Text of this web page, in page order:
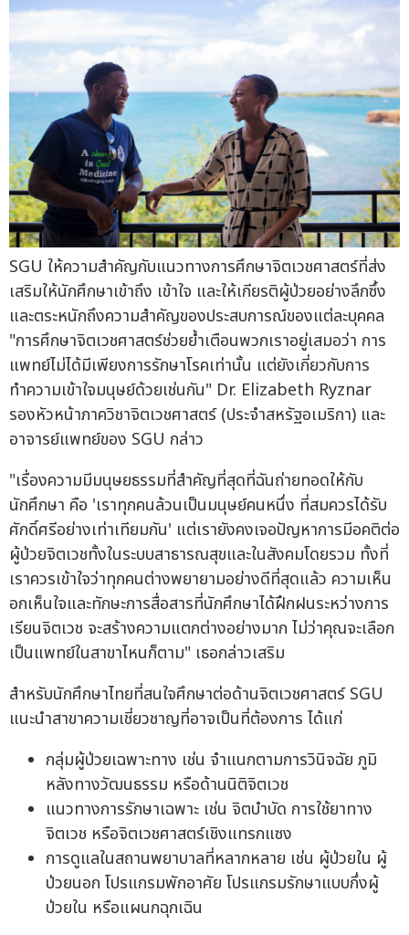
SGU ให้ความสำคัญกับแนวทางการศึกษาจิตเวชศาสตร์ที่ส่ง
เสริมให้นักศึกษาเข้าถึง เข้าใจ และให้เกียรติผู้ป่วยอย่างลึกซึ้ง
และตระหนักถึงความสำคัญของประสบการณ์ของแต่ละบุคคล
"การศึกษาจิตเวชศาสตร์ช่วยย้ำเตือนพวกเราอยู่เสมอว่า การ
แพทย์ไม่ได้มีเพียงการรักษาโรคเท่านั้น แต่ยังเกี่ยวกับการ
ทำความเข้าใจมนุษย์ด้วยเช่นกัน" Dr. Elizabeth Ryznar
รองหัวหน้าภาควิชาจิตเวชศาสตร์ (ประจำสหรัฐอเมริกา) และ
อาจารย์แพทย์ของ SGU กล่าว
"เรื่องความมีมนุษยธรรมที่สำคัญที่สุดที่ฉันถ่ายทอดให้กับ
นักศึกษา คือ 'เราทุกคนล้วนเป็นมนุษย์คนหนึ่ง ที่สมควรได้รับ
ศักดิ์ศรีอย่างเท่าเทียมกัน' แต่เรายังคงเจอปัญหาการมีอคติต่อ
ผู้ป่วยจิตเวชทั้งในระบบสาธารณสุขและในสังคมโดยรวม ทั้งที่
เราควรเข้าใจว่าทุกคนต่างพยายามอย่างดีที่สุดแล้ว ความเห็น
อกเห็นใจและทักษะการสื่อสารที่นักศึกษาได้ฝึกฝนระหว่างการ
เรียนจิตเวช จะสร้างความแตกต่างอย่างมาก ไม่ว่าคุณจะเลือก
เป็นแพทย์ในสาขาไหนก็ตาม" เธอกล่าวเสริม
สำหรับนักศึกษาไทยที่สนใจศึกษาต่อด้านจิตเวชศาสตร์ SGU
แนะนำสาขาความเชี่ยวชาญที่อาจเป็นที่ต้องการ ได้แก่
กลุ่มผู้ป่วยเฉพาะทาง เช่น จำแนกตามการวินิจฉัย ภูมิ
หลังทางวัฒนธรรม หรือด้านนิติจิตเวช
แนวทางการรักษาเฉพาะ เช่น จิตบำบัด การใช้ยาทาง
จิตเวช หรือจิตเวชศาสตร์เชิงแทรกแซง
การดูแลในสถานพยาบาลที่หลากหลาย เช่น ผู้ป่วยใน ผู้
ป่วยนอก โปรแกรมพักอาศัย โปรแกรมรักษาแบบกึ่งผู้
ป่วยใน หรือแผนกฉุกเฉิน